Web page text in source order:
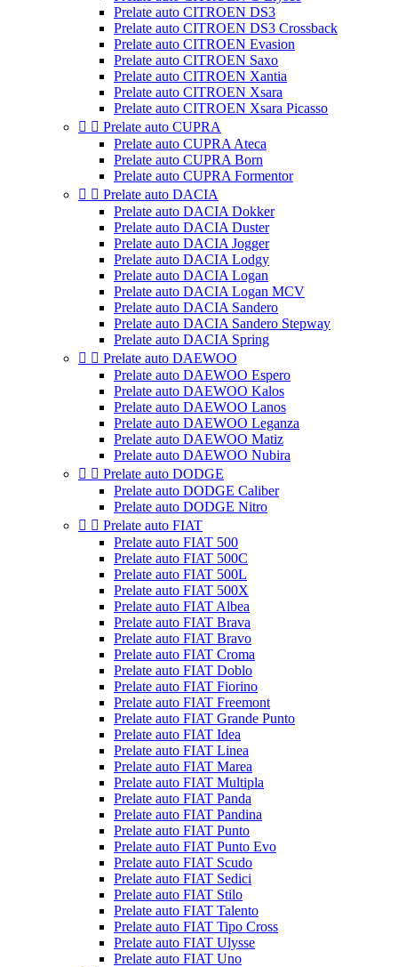
Prelate auto CITROEN DS3
Prelate auto CITROEN DS3 Crossback
Prelate auto CITROEN Evasion
Prelate auto CITROEN Saxo
Prelate auto CITROEN Xantia
Prelate auto CITROEN Xsara
Prelate auto CITROEN Xsara Picasso
  Prelate auto CUPRA
Prelate auto CUPRA Ateca
Prelate auto CUPRA Born
Prelate auto CUPRA Formentor
  Prelate auto DACIA
Prelate auto DACIA Dokker
Prelate auto DACIA Duster
Prelate auto DACIA Jogger
Prelate auto DACIA Lodgy
Prelate auto DACIA Logan
Prelate auto DACIA Logan MCV
Prelate auto DACIA Sandero
Prelate auto DACIA Sandero Stepway
Prelate auto DACIA Spring
  Prelate auto DAEWOO
Prelate auto DAEWOO Espero
Prelate auto DAEWOO Kalos
Prelate auto DAEWOO Lanos
Prelate auto DAEWOO Leganza
Prelate auto DAEWOO Matiz
Prelate auto DAEWOO Nubira
  Prelate auto DODGE
Prelate auto DODGE Caliber
Prelate auto DODGE Nitro
  Prelate auto FIAT
Prelate auto FIAT 500
Prelate auto FIAT 500C
Prelate auto FIAT 500L
Prelate auto FIAT 500X
Prelate auto FIAT Albea
Prelate auto FIAT Brava
Prelate auto FIAT Bravo
Prelate auto FIAT Croma
Prelate auto FIAT Doblo
Prelate auto FIAT Fiorino
Prelate auto FIAT Freemont
Prelate auto FIAT Grande Punto
Prelate auto FIAT Idea
Prelate auto FIAT Linea
Prelate auto FIAT Marea
Prelate auto FIAT Multipla
Prelate auto FIAT Panda
Prelate auto FIAT Pandina
Prelate auto FIAT Punto
Prelate auto FIAT Punto Evo
Prelate auto FIAT Scudo
Prelate auto FIAT Sedici
Prelate auto FIAT Stilo
Prelate auto FIAT Talento
Prelate auto FIAT Tipo Cross
Prelate auto FIAT Ulysse
Prelate auto FIAT Uno